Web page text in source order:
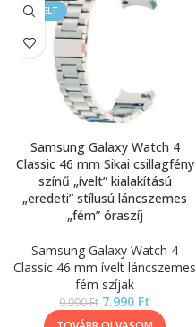
KIEMELT
Samsung Galaxy Watch 4
Classic 46 mm Sikai csillagfény
színű „ívelt” kialakítású
„eredeti” stílusú láncszemes
„fém” óraszíj
Samsung Galaxy Watch 4
Classic 46 mm ívelt láncszemes
fém szíjak
9.990Ft 7.990 Ft